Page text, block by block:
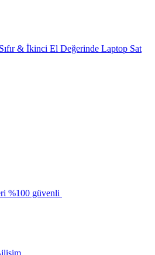
& İkinci El Değerinde Laptop Sat
%100 güvenli